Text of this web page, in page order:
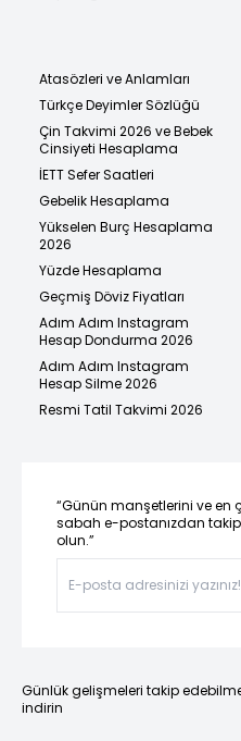
Atasözleri ve Anlamları
Türkçe Deyimler Sözlüğü
Çin Takvimi 2026 ve Bebek
Cinsiyeti Hesaplama
İETT Sefer Saatleri
Gebelik Hesaplama
Yükselen Burç Hesaplama
2026
Yüzde Hesaplama
Geçmiş Döviz Fiyatları
Adım Adım Instagram
Hesap Dondurma 2026
Adım Adım Instagram
Hesap Silme 2026
Resmi Tatil Takvimi 2026
“Günün manşetlerini ve en
sabah e-postanızdan
olun.”
Günlük gelişmeleri takip
indirin